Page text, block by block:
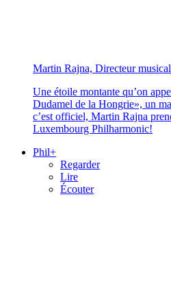
Martin Rajna, Directeur musical
Une étoile montante qu’on
Dudamel de la Hongrie», un
c’est officiel, Martin Rajna
Luxembourg Philharmonic!
Phil+
Regarder
Lire
Écouter